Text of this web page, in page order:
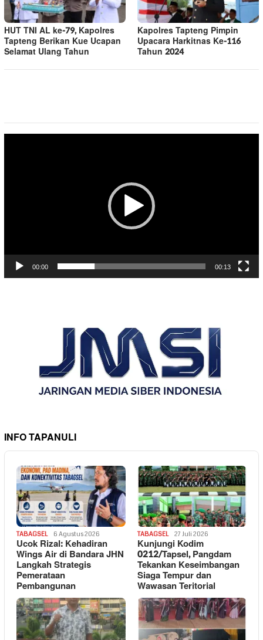
HUT TNI AL ke-79, Kapolres
Tapteng Berikan Kue Ucapan
Selamat Ulang Tahun
Kapolres Tapteng Pimpin
Upacara Harkitnas Ke-116
Tahun 2024
00:00 00:13
INFO TAPANULI
TABAGSEL 6 Agustus 2026
Ucok Rizal: Kehadiran
Wings Air di Bandara JHN
Langkah Strategis
Pemerataan
Pembangunan
TABAGSEL 27 Juli 2026
Kunjungi Kodim
0212/Tapsel, Pangdam
Tekankan Keseimbangan
Siaga Tempur dan
Wawasan Teritorial